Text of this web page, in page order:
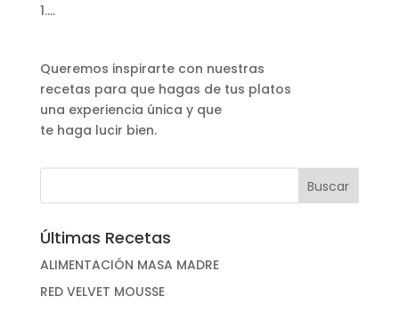
1....
Queremos inspirarte con nuestras
recetas para que hagas de tus platos
una experiencia única y que
te haga lucir bien.
Últimas Recetas
ALIMENTACIÓN MASA MADRE
RED VELVET MOUSSE